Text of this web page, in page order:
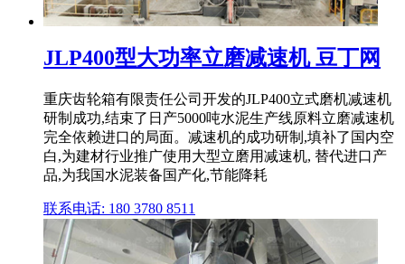
JLP400型大功率立磨减速机 豆丁网
重庆齿轮箱有限责任公司开发的JLP400立式磨机减速机
研制成功,结束了日产5000吨水泥生产线原料立磨减速机
完全依赖进口的局面。减速机的成功研制,填补了国内空
白,为建材行业推广使用大型立磨用减速机, 替代进口产
品,为我国水泥装备国产化,节能降耗
联系电话: 180 3780 8511